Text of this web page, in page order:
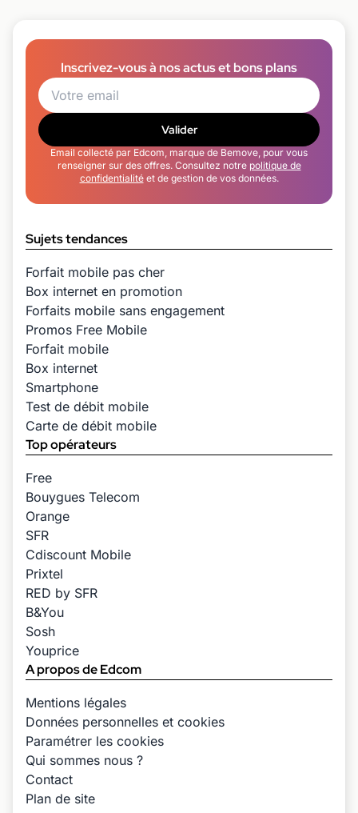
Inscrivez-vous à nos actus et bons plans
Valider
Email collecté par Edcom, marque de Bemove, pour vous
renseigner sur des offres. Consultez notre politique de
confidentialitéet de gestion de vos données.
Sujets tendances
Forfait mobile pas cher
Box internet en promotion
Forfaits mobile sans engagement
Promos Free Mobile
Forfait mobile
Box internet
Smartphone
Test de débit mobile
Carte de débit mobile
Top opérateurs
Free
Bouygues Telecom
Orange
SFR
Cdiscount Mobile
Prixtel
RED by SFR
B&You
Sosh
Youprice
A propos de Edcom
Mentions légales
Données personnelles et cookies
Paramétrer les cookies
Qui sommes nous ?
Contact
Plan de site